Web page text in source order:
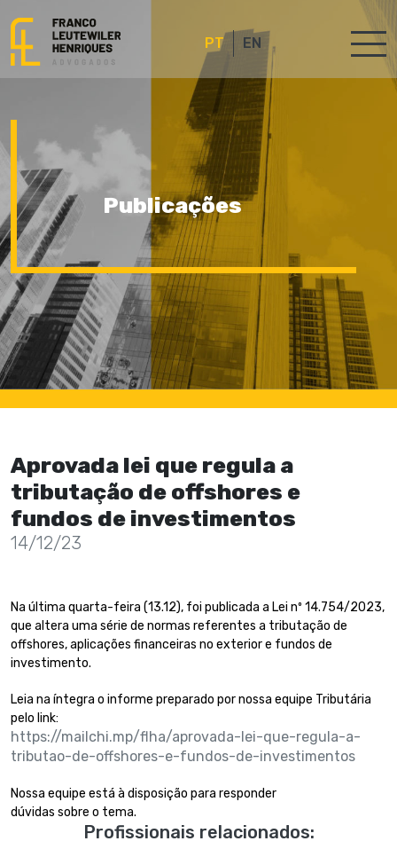
PT EN
Publicações
Aprovada lei que regula a
tributação de offshores e
fundos de investimentos
14/12/23
Na última quarta-feira (13.12), foi publicada a Lei nº 14.754/2023,
que altera uma série de normas referentes a tributação de
offshores, aplicações financeiras no exterior e fundos de
investimento.
Leia na íntegra o informe preparado por nossa equipe Tributária
pelo link:
https://mailchi.mp/flha/aprovada-lei-que-regula-a-
tributao-de-offshores-e-fundos-de-investimentos
Nossa equipe está à disposição para responder
dúvidas sobre o tema.
Profissionais relacionados: